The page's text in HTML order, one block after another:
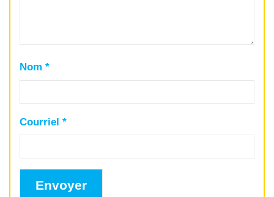
Nom *
Courriel *